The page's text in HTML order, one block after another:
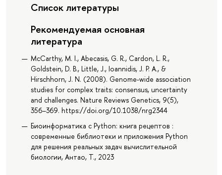
Список литературы
Рекомендуемая основная
литература
McCarthy, M. I., Abecasis, G. R., Cardon, L. R.,
Goldstein, D. B., Little, J., Ioannidis, J. P. A., &
Hirschhorn, J. N. (2008). Genome-wide association
studies for complex traits: consensus, uncertainty
and challenges. Nature Reviews Genetics, 9(5),
356–369. https://doi.org/10.1038/nrg2344
Биоинформатика с Python: книга рецептов :
современные библиотеки и приложения Python
для решения реальных задач вычислительной
биологии, Антао, Т., 2023